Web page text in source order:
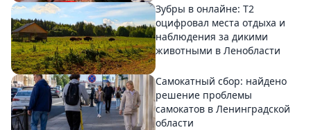
Зубры в онлайне: Т2
оцифровал места отдыха и
наблюдения за дикими
животными в Ленобласти
Самокатный сбор: найдено
решение проблемы
самокатов в Ленинградской
области